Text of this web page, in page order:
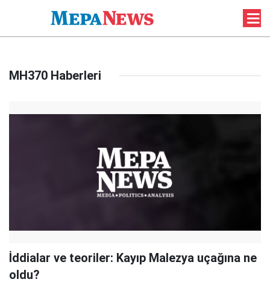
MH370 Haberleri
İddialar ve teoriler: Kayıp Malezya uçağına ne
oldu?